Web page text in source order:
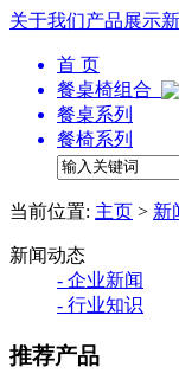
关于我们产品展示
首 页
餐桌椅组合
餐桌系列
餐椅系列
当前位置: 主页 > 新
新闻动态
- 企业新闻
- 行业知识
推荐产品